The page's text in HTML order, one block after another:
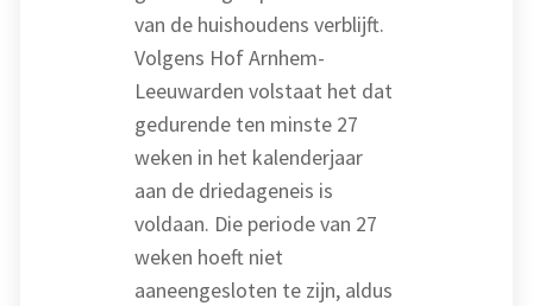
van de huishoudens verblijft.
Volgens Hof Arnhem-
Leeuwarden volstaat het dat
gedurende ten minste 27
weken in het kalenderjaar
aan de driedageneis is
voldaan. Die periode van 27
weken hoeft niet
aaneengesloten te zijn, aldus